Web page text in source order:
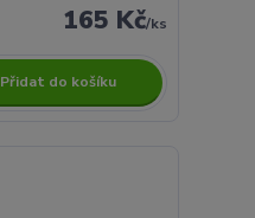
165 Kč/ks
Přidat do košíku